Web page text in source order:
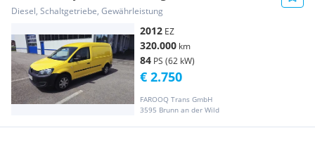
Transporter / Kastenwagen
Diesel, Schaltgetriebe, Gewährleistung
2012 EZ
320.000 km
84 PS (62 kW)
FAROOQ Trans GmbH
3595 Brunn an der Wild
€ 2.750